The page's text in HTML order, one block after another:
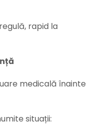
rapid la
medicală înainte
situații: